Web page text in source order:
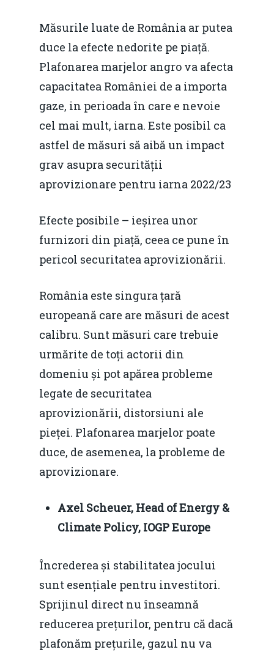
Măsurile luate de România ar putea
duce la efecte nedorite pe piață.
Plafonarea marjelor angro va afecta
capacitatea României de a importa
gaze, in perioada în care e nevoie
cel mai mult, iarna. Este posibil ca
astfel de măsuri să aibă un impact
grav asupra securității
aprovizionare pentru iarna 2022/23
Efecte posibile – ieșirea unor
furnizori din piață, ceea ce pune în
pericol securitatea aprovizionării.
România este singura țară
europeană care are măsuri de acest
calibru. Sunt măsuri care trebuie
urmărite de toți actorii din
domeniu și pot apărea probleme
legate de securitatea
aprovizionării, distorsiuni ale
pieței. Plafonarea marjelor poate
duce, de asemenea, la probleme de
aprovizionare.
Axel Scheuer, Head of Energy &
Climate Policy, IOGP Europe
Încrederea și stabilitatea jocului
sunt esențiale pentru investitori.
Sprijinul direct nu înseamnă
reducerea prețurilor, pentru că dacă
plafonăm prețurile, gazul nu va